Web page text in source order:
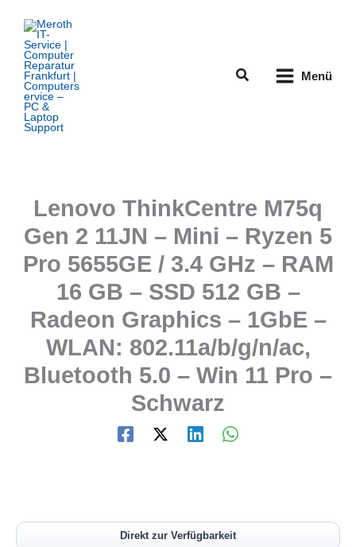
Inhalt
springen
Suchen Menü
Lenovo ThinkCentre M75q
Gen 2 11JN – Mini – Ryzen 5
Pro 5655GE / 3.4 GHz – RAM
16 GB – SSD 512 GB –
Radeon Graphics – 1GbE –
WLAN: 802.11a/b/g/n/ac,
Bluetooth 5.0 – Win 11 Pro –
Schwarz
Direkt zur Verfügbarkeit